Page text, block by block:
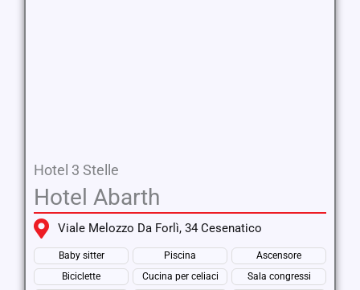
Hotel 3 Stelle
Hotel Abarth
Viale Melozzo Da Forlì, 34 Cesenatico
Baby sitter Piscina
Ascensore
Biciclette
Cucina per celiaci
Sala congressi